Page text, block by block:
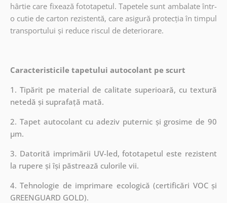
hârtie care fixează fototapetul. Tapetele sunt ambalate într-
o cutie de carton rezistentă, care asigură protecția în timpul
transportului și reduce riscul de deteriorare.
Caracteristicile tapetului autocolant pe scurt
1. Tipărit pe material de calitate superioară, cu textură
netedă și suprafață mată.
2. Tapet autocolant cu adeziv puternic și grosime de 90
µm.
3. Datorită imprimării UV-led, fototapetul este rezistent
la rupere și își păstrează culorile vii.
4. Tehnologie de imprimare ecologică (certificări VOC și
GREENGUARD GOLD).